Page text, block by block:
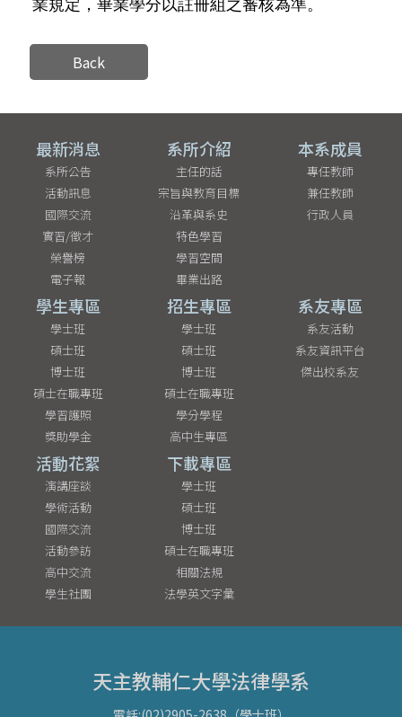
業規定，畢業學分以註冊組之審核為準。
Back
最新消息
系所公告
活動訊息
國際交流
實習/徵才
榮譽榜
電子報
系所介紹
主任的話
宗旨與教育目標
沿革與系史
特色學習
學習空間
畢業出路
本系成員
專任教師
兼任教師
行政人員
學生專區
學士班
碩士班
博士班
碩士在職專班
學習護照
獎助學金
招生專區
學士班
碩士班
博士班
碩士在職專班
學分學程
高中生專區
系友專區
系友活動
系友資訊平台
傑出校系友
活動花絮
演講座談
學術活動
國際交流
活動參訪
高中交流
學生社團
下載專區
學士班
碩士班
博士班
碩士在職專班
相關法規
法學英文字彙
天主教輔仁大學法律學系